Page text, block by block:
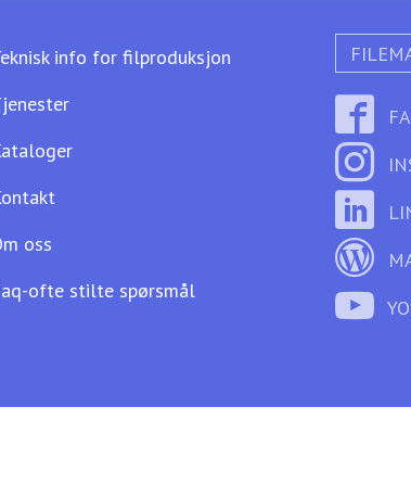
info for filproduksjon
oss
ofte stilte spørsmål